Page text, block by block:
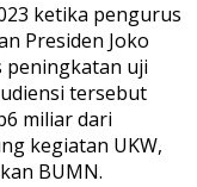
ketika pengurus
Presiden Joko
peningkatan uji
tersebut
miliar dari
kegiatan UKW,
BUMN.